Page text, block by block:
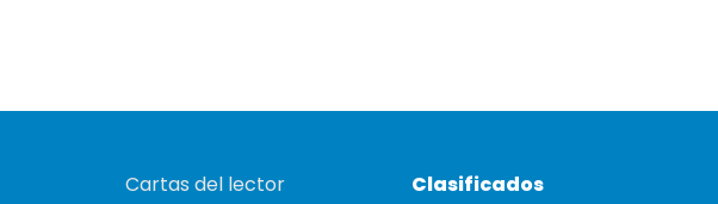
Cartas del lector
Clasificados